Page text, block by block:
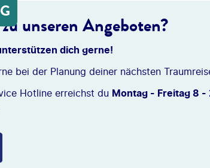
unseren Angeboten?
dich gerne!
bei der Planung deiner nächsten
Hotline erreichst du Montag - Freitag 8 -